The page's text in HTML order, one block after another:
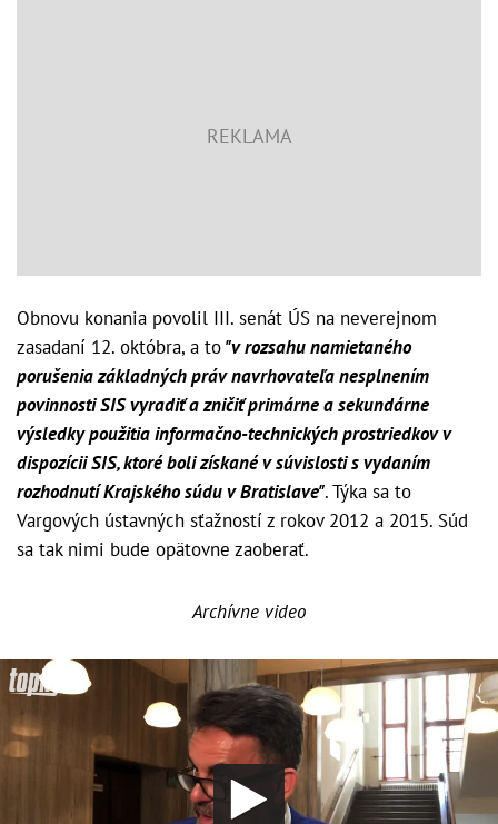
Obnovu konania povolil III. senát ÚS na neverejnom
zasadaní 12. októbra, a to"v rozsahu namietaného
porušenia základných práv navrhovateľa nesplnením
povinnosti SIS vyradiť a zničiť primárne a sekundárne
výsledky použitia informačno-technických prostriedkov v
dispozícii SIS, ktoré boli získané v súvislosti s vydaním
rozhodnutí Krajského súdu v Bratislave". Týka sa to
Vargových ústavných sťažností z rokov 2012 a 2015. Súd
sa tak nimi bude opätovne zaoberať.
Archívne video